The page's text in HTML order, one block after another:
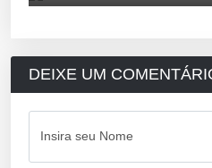
DEIXE UM
Insira seu Nome